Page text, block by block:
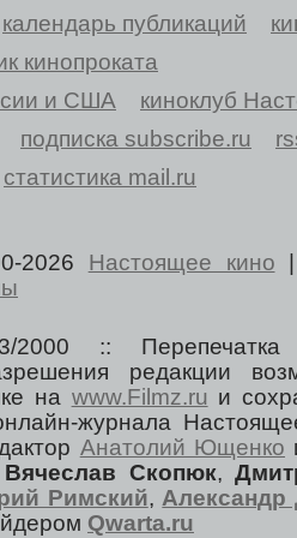
календарь публикаций
кинопроката
и США
киноклуб
подписка subscribe.ru
статистика mail.ru
2026 Настоящее кино
2000 :: Перепечатка
редакции
на www.Filmz.ru и
журнала
Анатолий Ющенко
Вячеслав Скопюк,
Римский, Александр
Qwarta.ru